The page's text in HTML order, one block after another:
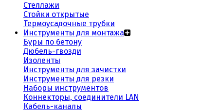
Стеллажи
Стойки открытые
Термоусадочные трубки
Инструменты для монтажа
Буры по бетону
Дюбель-гвозди
Изоленты
Инструменты для зачистки
Инструменты для резки
Наборы инструментов
Коннекторы, соединители LAN
Кабель-каналы